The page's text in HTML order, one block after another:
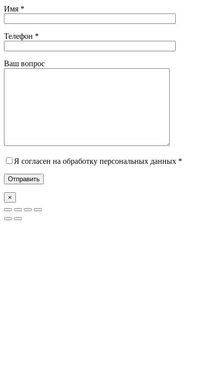
Имя *
Телефон *
Ваш вопрос
Я согласен на обработку персональных данных *
×